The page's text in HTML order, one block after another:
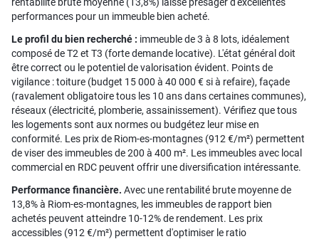
performances pour un immeuble bien acheté.
Le profil du bien recherché : immeuble de 3 à 8 lots, idéalement
composé de T2 et T3 (forte demande locative). L'état général doit
être correct ou le potentiel de valorisation évident. Points de
vigilance : toiture (budget 15 000 à 40 000 € si à refaire), façade
(ravalement obligatoire tous les 10 ans dans certaines communes),
réseaux (électricité, plomberie, assainissement). Vérifiez que tous
les logements sont aux normes ou budgétez leur mise en
conformité. Les prix de Riom-es-montagnes (912 €/m²) permettent
de viser des immeubles de 200 à 400 m². Les immeubles avec local
commercial en RDC peuvent offrir une diversification intéressante.
Performance financière. Avec une rentabilité brute moyenne de
13,8% à Riom-es-montagnes, les immeubles de rapport bien
achetés peuvent atteindre 10-12% de rendement. Les prix
accessibles (912 €/m²) permettent d'optimiser le ratio